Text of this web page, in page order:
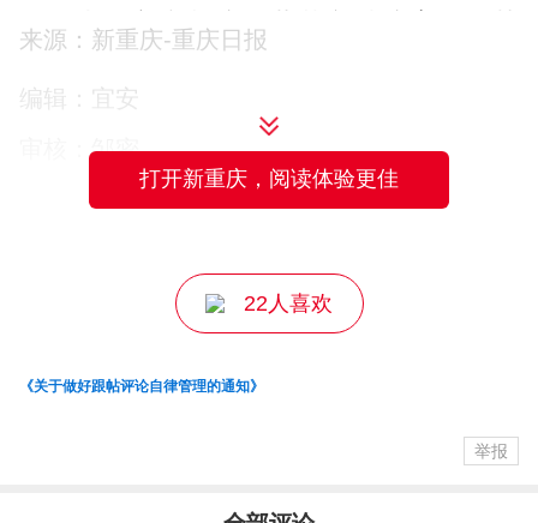
聚焦水稻高产栽培、蔬菜良种培育、智慧
养、农产品市场化发展等内容，通过理论
授课和实地观摩相结合的方式，为来自尼
泊尔的20名学员提供系统化、实操化的技
在重庆现代农业产业园区，水稻、辣椒、
理密植等问题踊跃发问；在重庆天友乳业
来源：新重庆-重庆日报
编辑：宜安
审核：邹密
主编：颜安
打开新重庆，阅读体验更佳
22人喜欢
《关于做好跟帖评论自律管理的通知》
举报